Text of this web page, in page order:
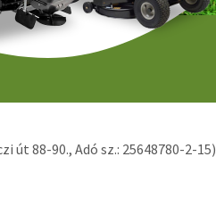
88-90., Adó sz.: 25648780-2-15)